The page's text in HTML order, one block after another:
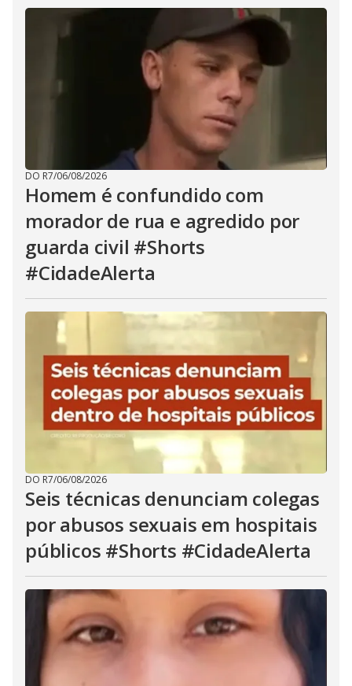
DO R7/06/08/2026
Homem é confundido com
morador de rua e agredido por
guarda civil #Shorts
#CidadeAlerta
DO R7/06/08/2026
Seis técnicas denunciam colegas
por abusos sexuais em hospitais
públicos #Shorts #CidadeAlerta